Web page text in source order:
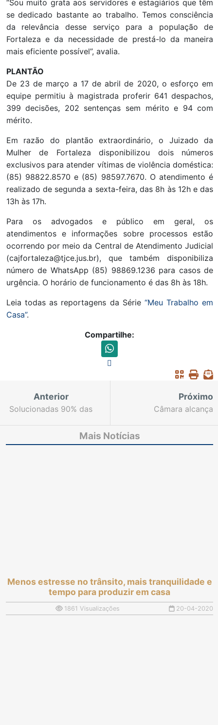
“Sou muito grata aos servidores e estagiários que têm
se dedicado bastante ao trabalho. Temos consciência
da relevância desse serviço para a população de
Fortaleza e da necessidade de prestá-lo da maneira
mais eficiente possível”, avalia.
PLANTÃO
De 23 de março a 17 de abril de 2020, o esforço em
equipe permitiu à magistrada proferir 641 despachos,
399 decisões, 202 sentenças sem mérito e 94 com
mérito.
Em razão do plantão extraordinário, o Juizado da
Mulher de Fortaleza disponibilizou dois números
exclusivos para atender vítimas de violência doméstica:
(85) 98822.8570 e (85) 98597.7670. O atendimento é
realizado de segunda a sexta-feira, das 8h às 12h e das
13h às 17h.
Para os advogados e público em geral, os
atendimentos e informações sobre processos estão
ocorrendo por meio da Central de Atendimento Judicial
(cajfortaleza@tjce.jus.br), que também disponibiliza
número de WhatsApp (85) 98869.1236 para casos de
urgência. O horário de funcionamento é das 8h às 18h.
Leia todas as reportagens da Série “Meu Trabalho em
Casa”.
Compartilhe:
Anterior
Solucionadas 90% das
referentes à primeira
quinzena de abril
Próximo
Câmara alcança
julgamentos em uma
sessão com 317
Mais Notícias
Menos estresse no trânsito, mais tranquilidade e
tempo para produzir em casa
1861 Visualizações 20-04-2020